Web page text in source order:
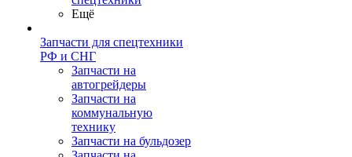
Ещё
Запчасти для спецтехники
РФ и СНГ
Запчасти на
автогрейдеры
Запчасти на
коммунальную
технику
Запчасти на бульдозер